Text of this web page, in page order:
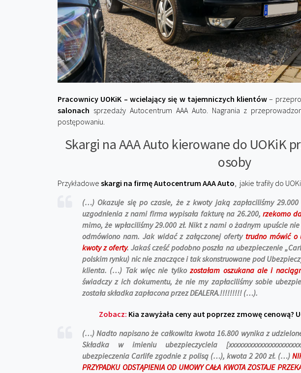
Pracownicy UOKiK – wcielający się w tajemniczych klientów –
salonach sprzedaży Autocentrum AAA Auto. Nagrania z
postępowaniu.
Skargi na AAA Auto kierowane do UOKiK
osoby
Przykładowe skargi na firmę Autocentrum AAA Auto, jakie trafiły do
(…) Okazuje się po czasie, że z kwoty jaką zapłaciliśmy
uzgodnienia z nami firma wypisała fakturę na 26.200, rzekomo
mimo, że wpłaciliśmy 29.000 zł. Nikt z nami o żadnym upuście
odmówiono nam. Jak widać z załączonej oferty trudno mówić o
kwoty z oferty. Jakaś cześć podobno poszła na ubezpieczenie
polskim rynku) nic nie znaczące i tak skonstruowane pod
klienta. (…) Tak więc nie tylkozostałam oszukana ale i
świadczy z ich dokumentu, że nie my zapłaciliśmy sobie
została składka zapłacona przez DEALERA.!!!!!!!!! (…).
Zobacz: Kia zawyżała ceny aut poprzez zmowę cenową?
(…) Nadto napisano że całkowita kwota 16.800 wynika z
Składka w imieniu ubezpieczyciela
ubezpieczenia Carlife zgodnie z polisą (…), kwota 2 200 zł. (…)
PRZYPADKU ODSTĄPIENIA OD UMOWY CAŁA KWOTA ZOSTAJE